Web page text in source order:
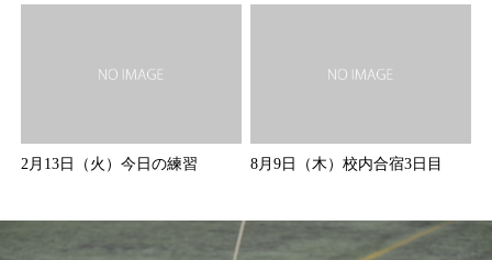
2月13日（火）今日の練習 8月9日（木）校内合宿3日目